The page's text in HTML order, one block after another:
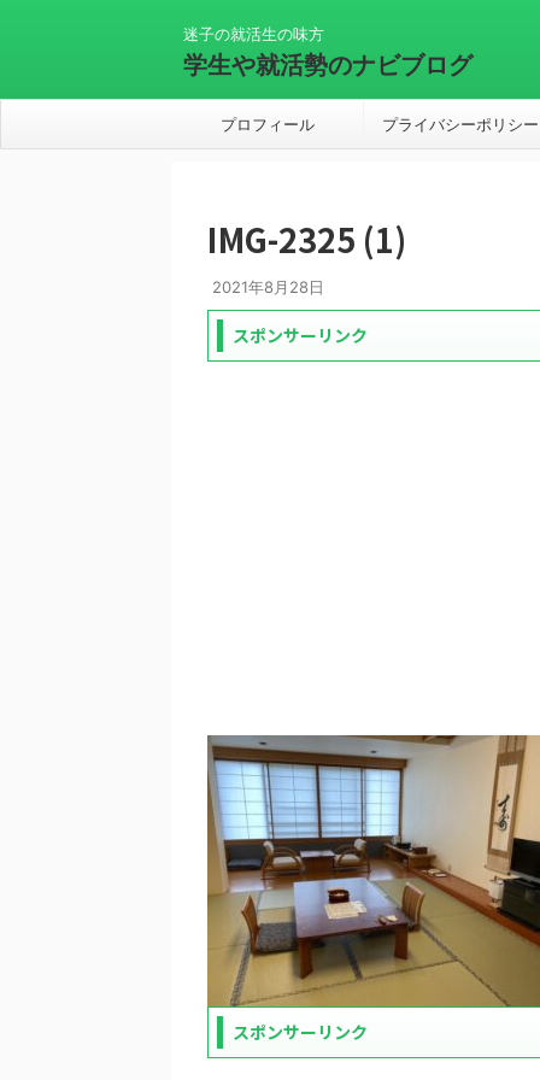
迷子の就活生の味方
学生や就活勢のナビブログ
プロフィール プライバシーポリシー
IMG-2325 (1)
2021年8月28日
スポンサーリンク
スポンサーリンク